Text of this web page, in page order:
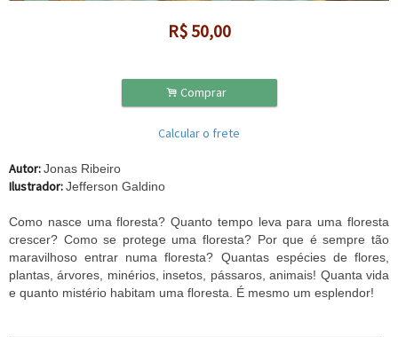
R$50,00
. Comprar
Calcular o frete
Autor:Jonas Ribeiro
Ilustrador:Jefferson Galdino
Como nasce uma floresta? Quanto tempo leva para uma floresta
crescer? Como se protege uma floresta? Por que é sempre tão
maravilhoso entrar numa floresta? Quantas espécies de flores,
plantas, árvores, minérios, insetos, pássaros, animais! Quanta vida
e quanto mistério habitam uma floresta. É mesmo um esplendor!